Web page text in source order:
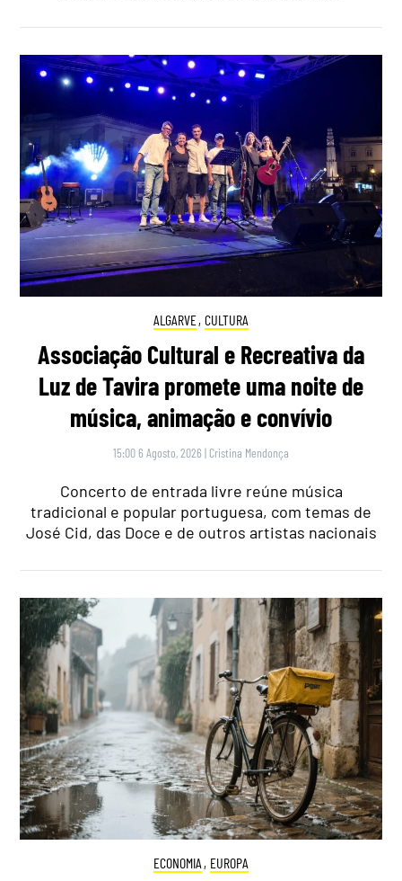
ALGARVE, CULTURA
Associação Cultural e Recreativa da
Luz de Tavira promete uma noite de
música, animação e convívio
15:00 6 Agosto, 2026 | Cristina Mendonça
Concerto de entrada livre reúne música
tradicional e popular portuguesa, com temas de
José Cid, das Doce e de outros artistas nacionais
ECONOMIA , EUROPA